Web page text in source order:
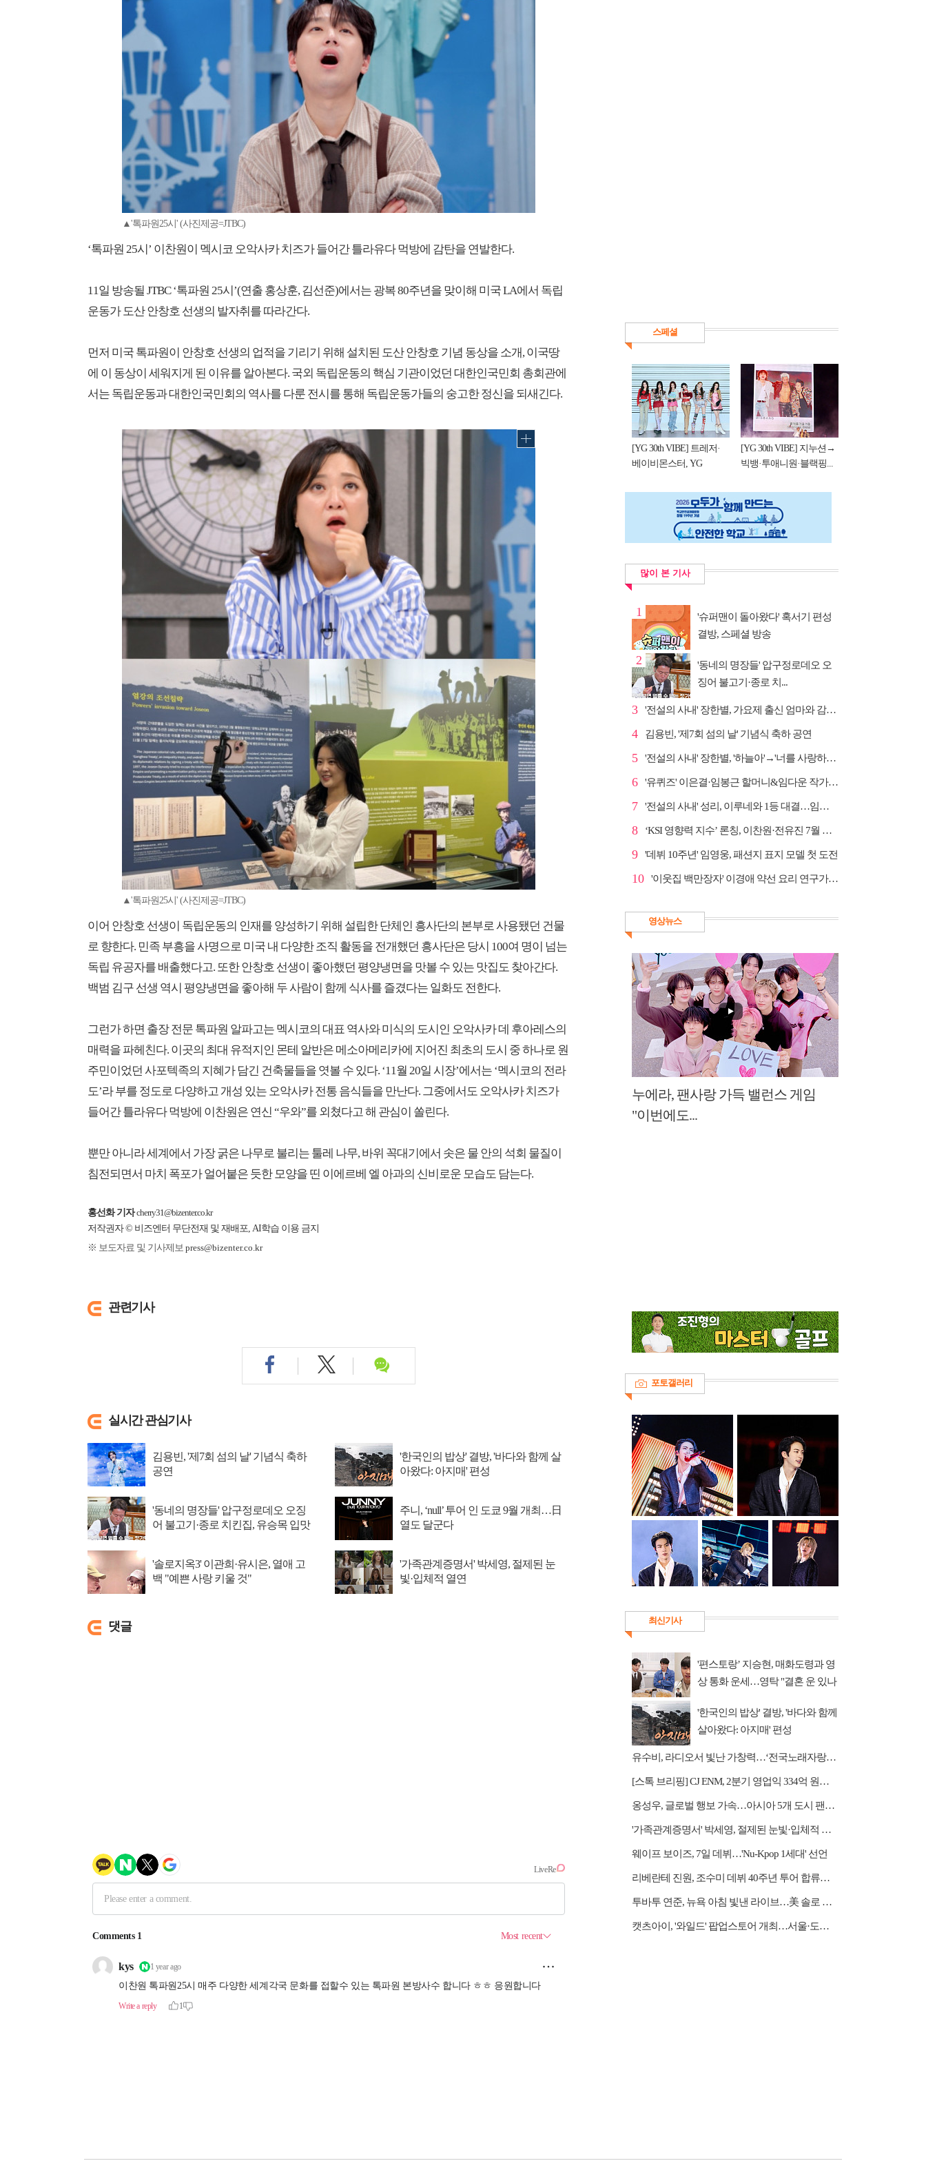
▲'톡파원25시' (사진제공=JTBC)
‘톡파원 25시’ 이찬원이 멕시코 오악사카 치즈가 들어간 틀라유다 먹방에 감탄을 연발한다.
11일 방송될 JTBC ‘톡파원 25시’(연출 홍상훈, 김선준)에서는 광복 80주년을 맞이해 미국 LA에서 독립
운동가 도산 안창호 선생의 발자취를 따라간다.
먼저 미국 톡파원이 안창호 선생의 업적을 기리기 위해 설치된 도산 안창호 기념 동상을 소개, 이국땅
에 이 동상이 세워지게 된 이유를 알아본다. 국외 독립운동의 핵심 기관이었던 대한인국민회 총회관에
서는 독립운동과 대한인국민회의 역사를 다룬 전시를 통해 독립운동가들의 숭고한 정신을 되새긴다.
▲'톡파원25시' (사진제공=JTBC)
이어 안창호 선생이 독립운동의 인재를 양성하기 위해 설립한 단체인 흥사단의 본부로 사용됐던 건물
로 향한다. 민족 부흥을 사명으로 미국 내 다양한 조직 활동을 전개했던 흥사단은 당시 100여 명이 넘는
독립 유공자를 배출했다고. 또한 안창호 선생이 좋아했던 평양냉면을 맛볼 수 있는 맛집도 찾아간다.
백범 김구 선생 역시 평양냉면을 좋아해 두 사람이 함께 식사를 즐겼다는 일화도 전한다.
그런가 하면 출장 전문 톡파원 알파고는 멕시코의 대표 역사와 미식의 도시인 오악사카 데 후아레스의
매력을 파헤친다. 이곳의 최대 유적지인 몬테 알반은 메소아메리카에 지어진 최초의 도시 중 하나로 원
주민이었던 사포텍족의 지혜가 담긴 건축물들을 엿볼 수 있다. ‘11월 20일 시장’에서는 ‘멕시코의 전라
도’라 부를 정도로 다양하고 개성 있는 오악사카 전통 음식들을 만난다. 그중에서도 오악사카 치즈가
들어간 틀라유다 먹방에 이찬원은 연신 “우와”를 외쳤다고 해 관심이 쏠린다.
뿐만 아니라 세계에서 가장 굵은 나무로 불리는 툴레 나무, 바위 꼭대기에서 솟은 물 안의 석회 물질이
침전되면서 마치 폭포가 얼어붙은 듯한 모양을 띤 이에르베 엘 아과의 신비로운 모습도 담는다.
홍선화 기자 cherry31@bizenter.co.kr
저작권자 © 비즈엔터 무단전재 및 재배포, AI학습 이용 금지
※ 보도자료 및 기사제보 press@bizenter.co.kr
관련기사
실시간 관심기사
김용빈, '제7회 섬의 날' 기념식 축하
공연
'한국인의 밥상' 결방, '바다와 함께 살
아왔다: 아지매' 편성
'동네의 명장들' 압구정로데오 오징
어 불고기·종로 치킨집, 유승목 입맛
주니, ‘null’ 투어 인 도쿄 9월 개최…日
열도 달군다
'솔로지옥3' 이관희·유시은, 열애 고
백 "예쁜 사랑 키울 것"
'가족관계증명서' 박세영, 절제된 눈
빛·입체적 열연
댓글
스페셜
[YG 30th VIBE] 트레저·
베이비몬스터, YG
[YG 30th VIBE] 지누션→
빅뱅·투애니원·블랙핑...
많이 본 기사
1
'슈퍼맨이 돌아왔다' 혹서기 편성
결방, 스페셜 방송
2
'동네의 명장들' 압구정로데오 오
징어 불고기·종로 치...
3 '전설의 사내' 장한별, 가요제 출신 엄마와 감동 듀엣
4 김용빈, '제7회 섬의 날' 기념식 축하 공연
5 '전설의 사내' 장한별, '하늘아'→'너를 사랑하고도' 명...
6 '유퀴즈' 이은결·임봉근 할머니&임다운 작가·이승철, '...
7 '전설의 사내' 성리, 이루네와 1등 대결…임영웅 '보금...
8 ‘KSI 영향력 지수’ 론칭, 이찬원·전유진 7월 차트 남녀...
9 '데뷔 10주년' 임영웅, 패션지 표지 모델 첫 도전
10 '이웃집 백만장자' 이경애 약선 요리 연구가의 요리 철학
영상뉴스
누에라, 팬사랑 가득 밸런스 게임
"이번에도...
포토갤러리
최신기사
'편스토랑’ 지승현, 매화도령과 영
상 통화 운세…영탁 "결혼 운 있나
'한국인의 밥상' 결방, '바다와 함께
살아왔다: 아지매' 편성
유수비, 라디오서 빛난 가창력…‘전국노래자랑’ 최우수상 비하인드 공개
[스톡 브리핑] CJ ENM, 2분기 영업익 334억 원…미디어플랫폼 흑자 전환
옹성우, 글로벌 행보 가속…아시아 5개 도시 팬미팅 개최
'가족관계증명서' 박세영, 절제된 눈빛·입체적 열연
웨이프 보이즈, 7일 데뷔…'Nu-Kpop 1세대' 선언
리베란테 진원, 조수미 데뷔 40주년 투어 합류…듀엣·아리아 가창
투바투 연준, 뉴욕 아침 빛낸 라이브…美 솔로 활동 포문
캣츠아이, '와일드' 팝업스토어 개최…서울·도쿄서 팬 소통